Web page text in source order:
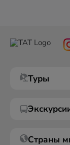
Туры
Страны